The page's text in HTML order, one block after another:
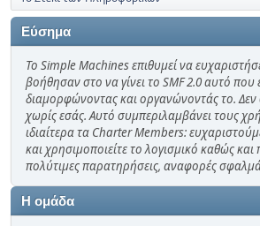
Εύσημα
Το Simple Machines επιθυμεί να
βοήθησαν στο να γίνει το SMF 2.0 αυτό που
διαμορφώνοντας και οργανώνοντάς το.
χωρίς εσάς. Αυτό συμπεριλαμβάνει τους
ιδιαίτερα τα Charter Members:
και χρησιμοποιείτε το λογισμικό καθώς
πολύτιμες παρατηρήσεις, αναφορές
Η ομάδα